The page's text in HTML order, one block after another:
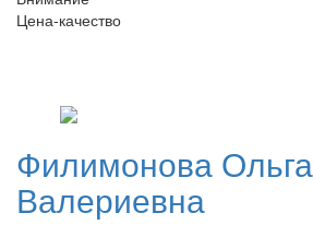
Цена-качество
Филимонова Ольга
Валериевна